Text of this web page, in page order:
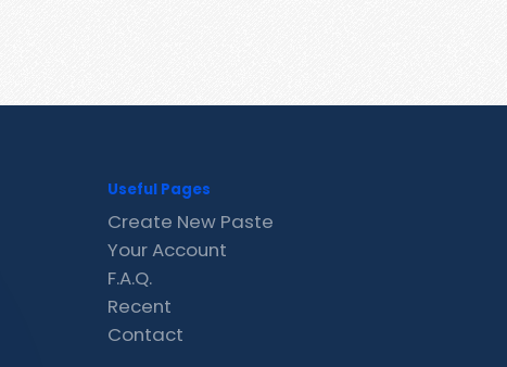
Useful Pages
Create New Paste
Your Account
F.A.Q.
Recent
Contact